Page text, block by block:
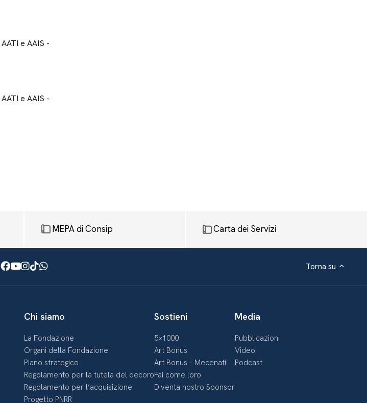
MEPA di Consip Carta dei Servizi
Facebook
Youtube
Instagram
TikTok
WhatsApp Torna su
Chi siamo
La Fondazione
Organi della Fondazione
Piano strategico
Regolamento per la tutela del decoro
Regolamento per l’acquisizione
Progetto PNRR
Sostieni
5×1000
Art Bonus
Art Bonus – Mecenati
Fai come loro
Diventa nostro Sponsor
Media
Pubblicazioni
Video
Podcast